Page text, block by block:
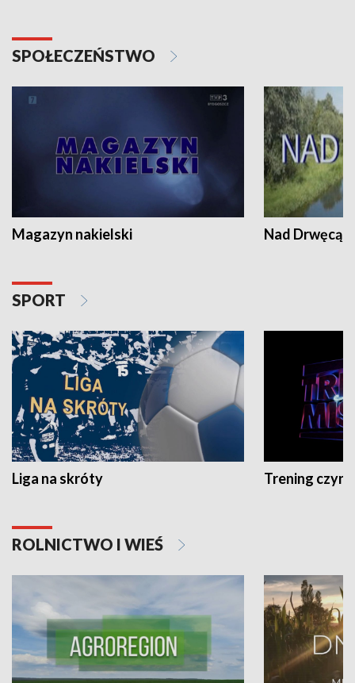
SPOŁECZEŃSTWO
Magazyn nakielski Nad Drwęcą
SPORT
Liga na skróty Trening czyni
ROLNICTWO I WIEŚ